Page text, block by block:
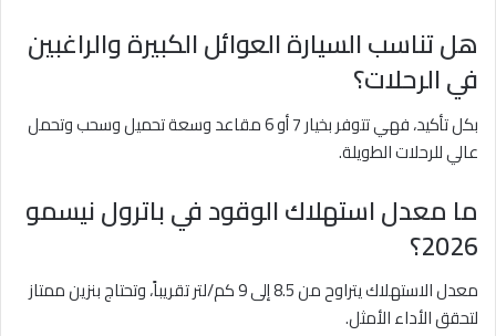
هل تناسب السيارة العوائل الكبيرة والراغبين
في الرحلات؟
بكل تأكيد، فهي تتوفر بخيار 7 أو 6 مقاعد وسعة تحميل وسحب وتحمل
عالي للرحلات الطويلة.
ما معدل استهلاك الوقود في باترول نيسمو
2026؟
معدل الاستهلاك يتراوح من 8.5 إلى 9 كم/لتر تقريباً، وتحتاج بنزين ممتاز
لتحقق الأداء الأمثل.